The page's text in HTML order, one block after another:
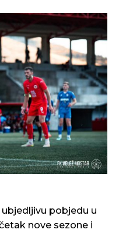
ubjedljivu pobjedu u
nove sezone i